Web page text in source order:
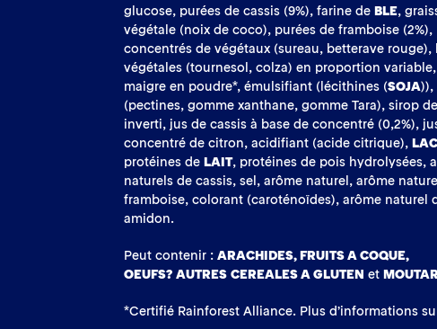
glucose, purées de cassis (9%), farine de BLE,
végétale (noix de coco), purées de framboise (2%),
concentrés de végétaux (sureau, betterave rouge),
végétales (tournesol, colza) en proportion
maigre en poudre*, émulsifiant (lécithines (SOJA)),
(pectines, gomme xanthane, gomme Tara), sirop
inverti, jus de cassis à base de concentré (0,2%),
concentré de citron, acidifiant (acide citrique),
protéines de LAIT, protéines de pois hydrolysées,
naturels de cassis, sel, arôme naturel, arôme
framboise, colorant (caroténoïdes), arôme naturel
amidon.
Peut contenir : ARACHIDES, FRUITS A COQUE,
OEUFS? AUTRES CEREALES A GLUTEN et
*Certifié Rainforest Alliance. Plus d’informations